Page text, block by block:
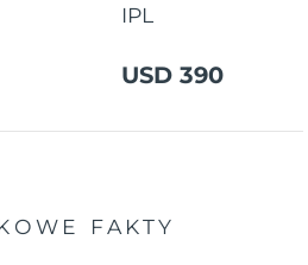
IPL
USD 390
FAKTY